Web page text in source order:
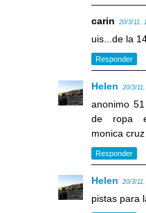
carin 20/3/11,
uis...de la
Responder
Helen 20/3/
anonimo
de ropa
monica
Responder
Helen 20/3/
pistas para